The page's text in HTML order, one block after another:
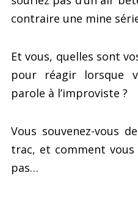
contraire une mine
Et vous, quelles sont
pour réagir lorsque
parole à l’improviste ?
Vous souvenez-vous
trac, et comment
pas…